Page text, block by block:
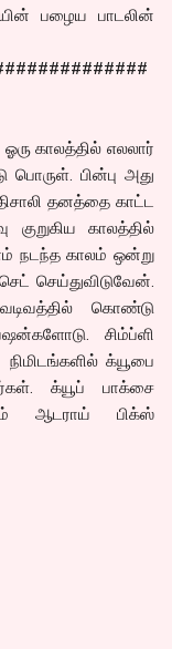
பழைய பாடலின்
ஓரு காலத்தில் எலலார்
பொருள். பின்பு அது
தனத்தை காட்ட
குறுகிய காலத்தில்
நடந்த காலம் ஒன்று
செய்துவிடுவேன்.
கொண்டு
சிம்ப்ளி
க்யூபை
க்யூப் பாக்சை
ஆடராய் பிக்ஸ்